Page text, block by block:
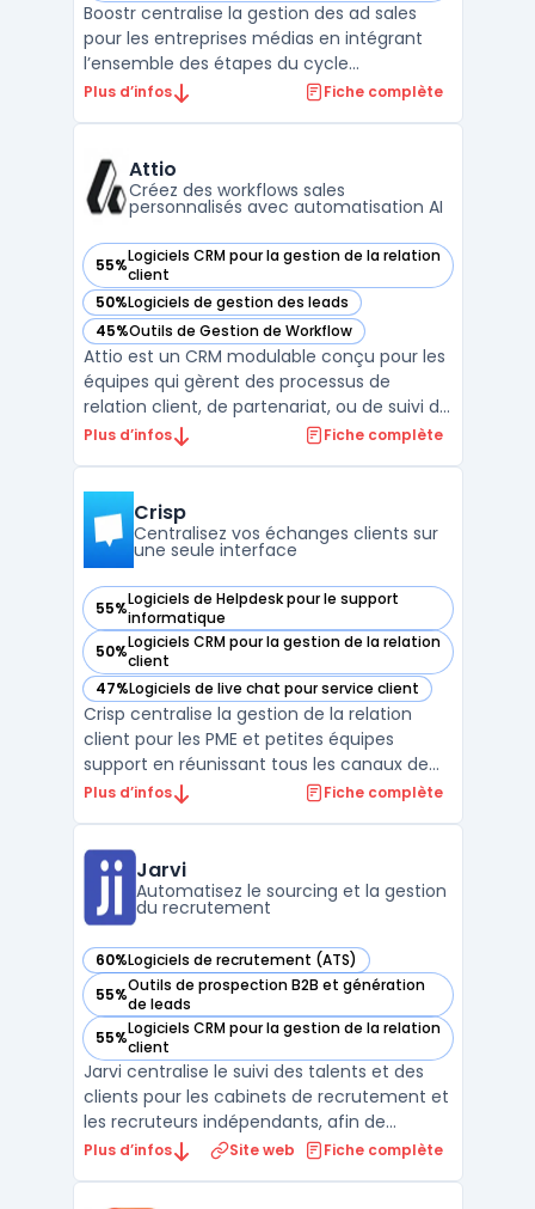
Boostr centralise la gestion des ad sales
pour les entreprises médias en intégrant
l’ensemble des étapes du cycle
commercial et opérationnel. Les équipes de
et modules de commission, augmentant
les points de saisi ...
Plus d’infos Fiche complète
Attio
Créez des workflows sales
personnalisés avec automatisation AI
55%Logiciels CRM pour la gestion de la relation
client
— voir Attio dans cette catégorie
50%Logiciels de gestion des leads
— voir Attio dans cette catégorie
45%Outils de Gestion de Workflow
— voir Attio dans cette catégorie
Attio est un CRM modulable conçu pour les
équipes qui gèrent des processus de
relation client, de partenariat, ou de suivi de
transactions. Sa structure s'appuie sur un
opportunités et entités spécifiques selon
les besoins i ...
Plus d’infos Fiche complète
Crisp
Centralisez vos échanges clients sur
une seule interface
55%Logiciels de Helpdesk pour le support
informatique
— voir Crisp dans cette catégorie
50%Logiciels CRM pour la gestion de la relation
client
— voir Crisp dans cette catégorie
47%Logiciels de live chat pour service client
— voir Crisp dans cette catégorie
Crisp centralise la gestion de la relation
client pour les PME et petites équipes
support en réunissant tous les canaux de
communication dans une interface unique.
engendre des suivis complexes pour les
conversations et mod ...
Plus d’infos Fiche complète
Jarvi
Automatisez le sourcing et la gestion
du recrutement
60%Logiciels de recrutement (ATS)
— voir Jarvi dans cette catégorie
55%Outils de prospection B2B et génération
de leads
— voir Jarvi dans cette catégorie
55%Logiciels CRM pour la gestion de la relation
client
— voir Jarvi dans cette catégorie
Jarvi centralise le suivi des talents et des
clients pour les cabinets de recrutement et
les recruteurs indépendants, afin de
répondre à la multiplication des outils. Le
Plus d’infos Site web Fiche complète